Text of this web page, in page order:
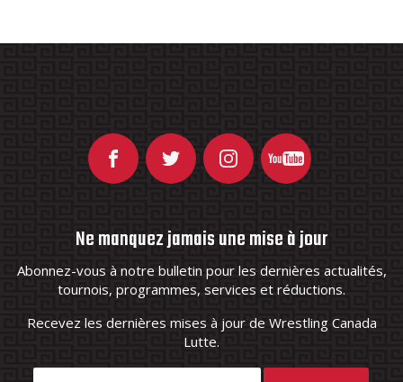
Ne manquez jamais une mise à jour
Abonnez-vous à notre bulletin pour les dernières actualités,
tournois, programmes, services et réductions.
Recevez les dernières mises à jour de Wrestling Canada
Lutte.